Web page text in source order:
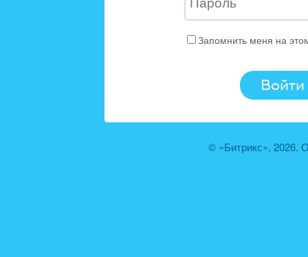
Запомнить меня на
© «Битрикс», 2026.